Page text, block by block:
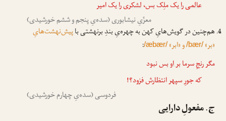
عالمی رایک ملِک بس،لشکری رایک امیر
معزّیِ نیشابوری (سده‌یِ پنجم و ششم خورشیدی)
هم‌چنین در گویش‌هایِ کهن به چهره‌یِ بندِ برنهشتی باپیش‌نهشت‌هایِ
«بر»/bær/و «ابر»/æbær/
:
مگر رنجِ سرمابر اوبس نبود
که جورِ سپهر انتظارش فزود؟!
فردوسی (سده‌یِ چهارم خورشیدی)
ج. مفعولِ دارایی